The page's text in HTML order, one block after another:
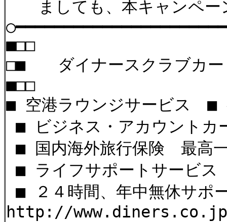
ましても、本キャンペー
□■ ダイナースクラブ
■ 空港ラウンジサービス ■
■ ビジネス・アカウント
■ 国内海外旅行保険 最高
■ ライフサポートサービス
■ ２４時間、年中無休サポ
http://www.diners.co.jp/